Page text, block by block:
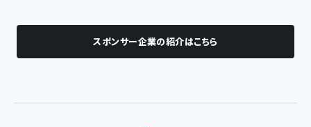
スポンサー企業の紹介はこちら